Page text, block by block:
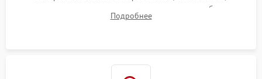
тестирование приводных моторов колес и турбины
всасывания. Оценка состояния оптических и инфракрасных
Подробнее